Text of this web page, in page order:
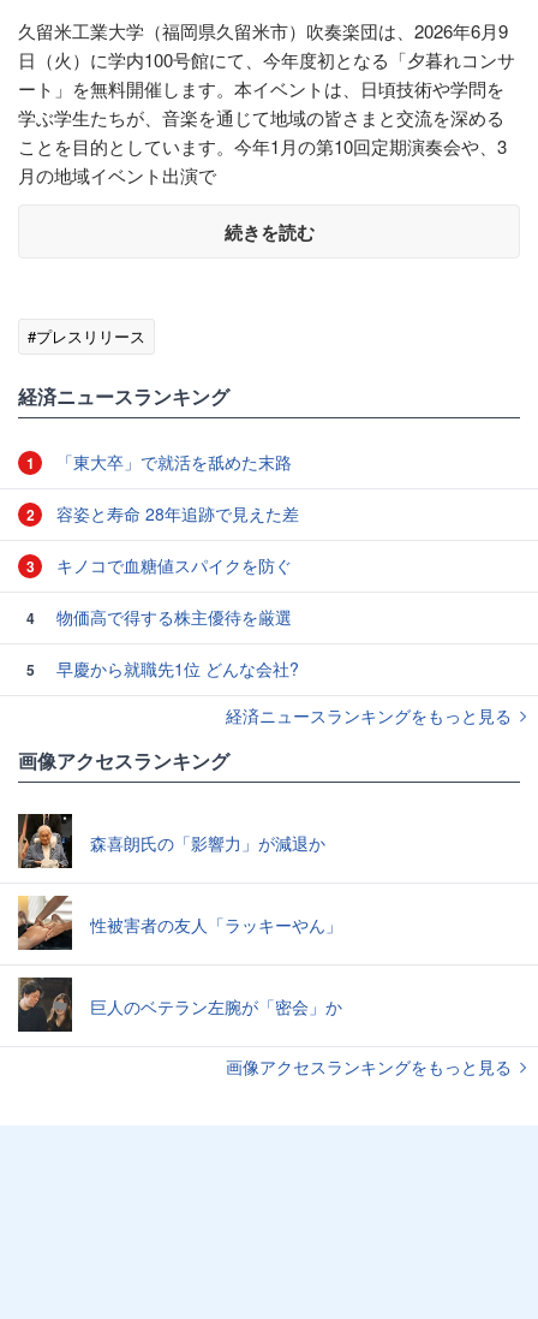
久留米工業大学（福岡県久留米市）吹奏楽団は、2026年6月9
日（火）に学内100号館にて、今年度初となる「夕暮れコンサ
ート」を無料開催します。本イベントは、日頃技術や学問を
学ぶ学生たちが、音楽を通じて地域の皆さまと交流を深める
ことを目的としています。今年1月の第10回定期演奏会や、3
月の地域イベント出演で
続きを読む
#プレスリリース
経済ニュースランキング
1 「東大卒」で就活を舐めた末路
2 容姿と寿命 28年追跡で見えた差
3 キノコで血糖値スパイクを防ぐ
4 物価高で得する株主優待を厳選
5
早慶から就職先1位 どんな会社?
経済ニュースランキングをもっと見る
画像アクセスランキング
森喜朗氏の「影響力」が減退か
性被害者の友人「ラッキーやん」
巨人のベテラン左腕が「密会」か
画像アクセスランキングをもっと見る